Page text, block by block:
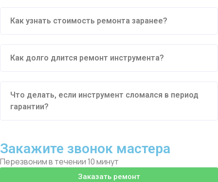
Как узнать стоимость ремонта заранее?
Как долго длится ремонт инструмента?
Что делать, если инструмент сломался в период
гарантии?
Закажите звонок мастера
Перезвоним в течении 10 минут
Заказать ремонт